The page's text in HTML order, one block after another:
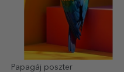
Papagáj poszter